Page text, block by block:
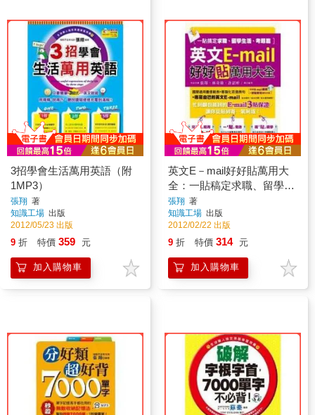
3招學會生活萬用英語（附
1MP3）
張翔 著
知識工場 出版
2012/05/23 出版
9 折 特價 359 元
加入購物車
英文E－mail好好貼萬用大
全：一貼稿定求職、留學生
活、考題篇
張翔 著
知識工場 出版
2012/02/22 出版
9 折 特價 314 元
加入購物車